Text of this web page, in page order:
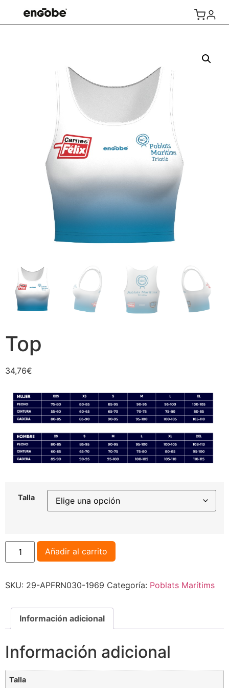
Top
34,76€
Talla
Añadir al carrito
SKU: 29-APFRN030-1969 Categoría: Poblats Marítims
Información adicional
Información adicional
Talla